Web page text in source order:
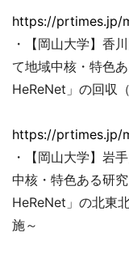
https://prtimes.jp/
・【岡山大学】香
て地域中核・特色
HeReNet」の回収
https://prtimes.jp/
・【岡山大学】岩
中核・特色ある研
HeReNet」の北東
施～